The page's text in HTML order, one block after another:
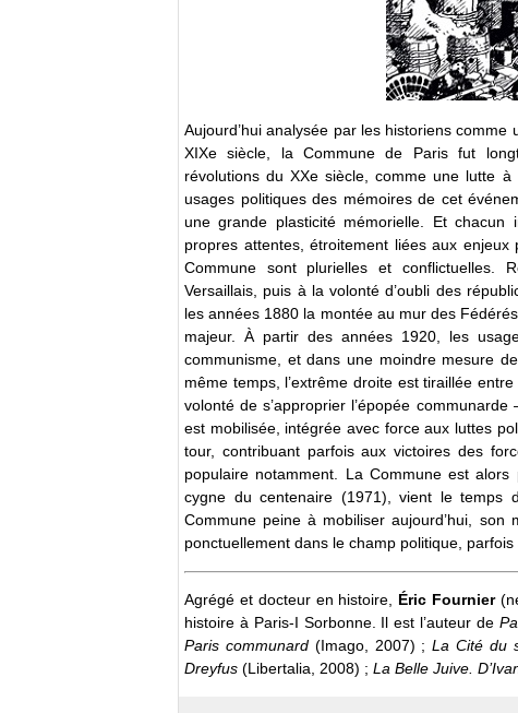
Aujourd’hui analysée par les historiens
XIXe siècle, la Commune de Paris fut
révolutions du XXe siècle, comme une lutte
usages politiques des mémoires de cet
une grande plasticité mémorielle. Et chacun
propres attentes, étroitement liées aux
Commune sont plurielles et conflictuelles.
Versaillais, puis à la volonté d’oubli des
les années 1880 la montée au mur des
majeur. À partir des années 1920, les
communisme, et dans une moindre mesure
même temps, l’extrême droite est tiraillée
volonté de s’approprier l’épopée
est mobilisée, intégrée avec force aux luttes
tour, contribuant parfois aux victoires des
populaire notamment. La Commune est
cygne du centenaire (1971), vient le temps
Commune peine à mobiliser aujourd’hui,
ponctuellement dans le champ politique, parfois
Agrégé et docteur en histoire, Éric Fournier
histoire à Paris-I Sorbonne. Il est l’auteur de
Paris communard(Imago, 2007) ;La Cité du
Dreyfus (Libertalia, 2008) ; La Belle Juive.